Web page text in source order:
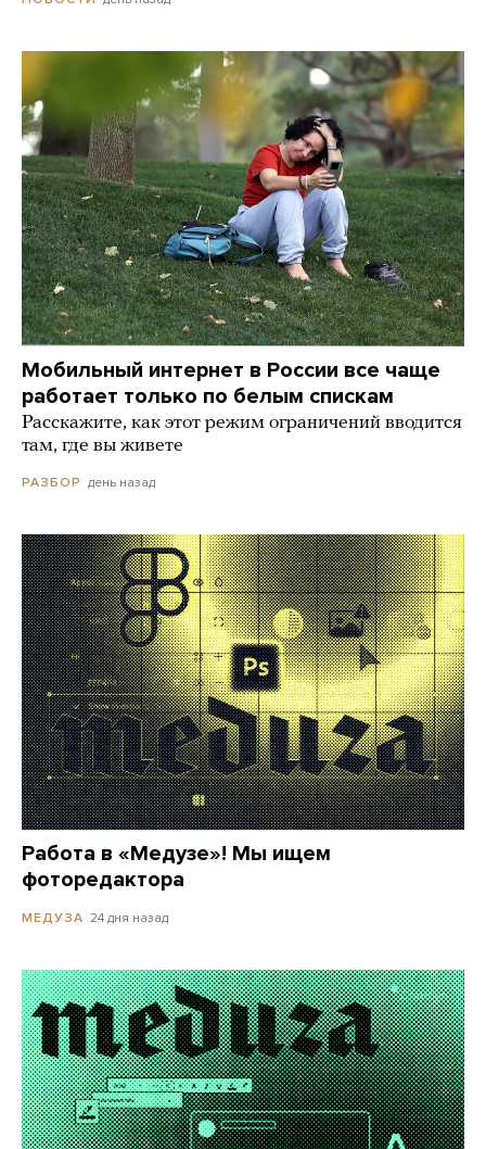
Мобильный интернет в России все чаще
работает только по белым спискам
Расскажите, как этот режим ограничений вводится
там, где вы живете
РАЗБОР день назад
Работа в «Медузе»! Мы ищем
фоторедактора
МЕДУЗА 24 дня назад